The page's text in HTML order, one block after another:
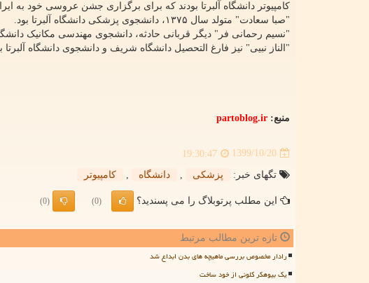
کامپیوتر دانشگاه آلبرتا بودند که برای برگزاری جشن عروسی خود به
"صبا سعادت" متولد سال ۱۳۷۵، دانشجوی پزشکی دانشگاه آلبرتا بود.
"نسیم رحمانی فر" دیگر قربانی حادثه، دانشجوی مهندسی مکانیک
"الناز نبیی" نیز فارغ التحصیل دانشگاه شریف و دانشجوی دانشگاه آلبرتا
منبع: partoblog.ir
1399/10/20
19:30:47
تگهای خبر: پزشكی , دانشگاه , كامپیوتر
این مطلب پرتوبلاگ را می پسندید؟ (0)
(0)
تازه ترین مطالب مرتبط
رادار مخصوص بررسی ماهیچه های بدن ابداع شد
یک بیوهکر کلونی از خود ساخت